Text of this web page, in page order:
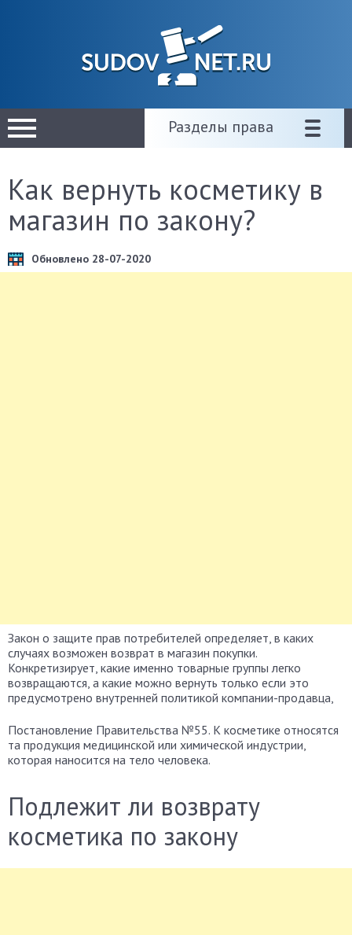
Разделы права
Как вернуть косметику в
магазин по закону?
Обновлено 28-07-2020
Закон о защите прав потребителей определяет, в каких
случаях возможен возврат в магазин покупки.
Конкретизирует, какие именно товарные группы легко
возвращаются, а какие можно вернуть только если это
предусмотрено внутренней политикой компании-продавца,
Постановление Правительства №55. К косметике относятся
та продукция медицинской или химической индустрии,
которая наносится на тело человека.
Подлежит ли возврату
косметика по закону